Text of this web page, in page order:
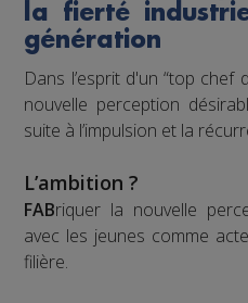
la fierté
génération
Dans l’esprit d'un “top chef
nouvelle perception
suite à l’impulsion et la
L’ambition ?
FABriquer la nouvelle
avec les jeunes comme
filière.